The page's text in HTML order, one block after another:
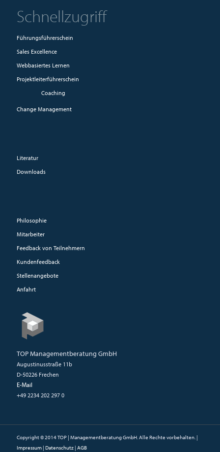
Schnellzugriff
Führungsführerschein
Sales Excellence
Webbasiertes Lernen
Projektleiterführerschein
Coaching
Change Management
Literatur
Downloads
Philosophie
Mitarbeiter
Feedback von Teilnehmern
Kundenfeedback
Stellenangebote
Anfahrt
TOP Managementberatung GmbH
Augustinusstraße 11b
D-50226 Frechen
E-Mail
+49 2234 202 297 0
Copyright © 2014 TOP | Managementberatung GmbH. Alle Rechte vorbehalten. |
Impressum| Datenschutz| AGB